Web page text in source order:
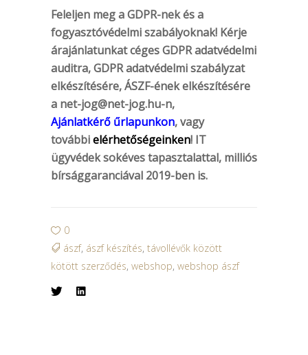
Feleljen meg a GDPR-nek és a
fogyasztóvédelmi szabályoknak! Kérje
árajánlatunkat céges GDPR adatvédelmi
auditra, GDPR adatvédelmi szabályzat
elkészítésére, ÁSZF-ének elkészítésére
a net-jog@net-jog.hu-n,
Ajánlatkérő űrlapunkon, vagy
továbbielérhetőségeinken! IT
ügyvédek sokéves tapasztalattal, milliós
bírsággaranciával 2019-ben is.
0
ászf, ászf készítés, távollévők között
kötött szerződés, webshop, webshop ászf